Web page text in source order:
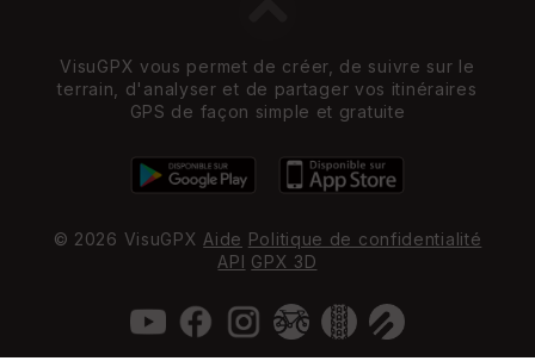
VisuGPX vous permet de créer, de suivre sur le
terrain, d'analyser et de partager vos itinéraires
GPS de façon simple et gratuite
© 2026 VisuGPXAide Politique de confidentialité
API GPX 3D